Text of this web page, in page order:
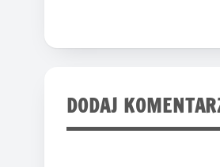
DODAJ